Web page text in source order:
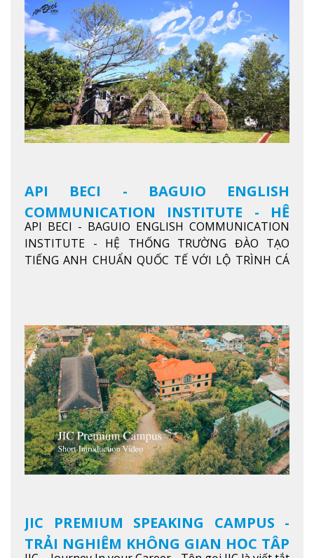
API BECI - BAGUIO ENGLISH
COMMUNICATION INSTITUTE - HỆ
THỐNG TRƯỜNG ĐÀO TẠO TIẾNG
ANH CHUẨN QUỐC TẾ
API BECI - BAGUIO ENGLISH COMMUNICATION
INSTITUTE - HỆ THỐNG TRƯỜNG ĐÀO TẠO
TIẾNG ANH CHUẨN QUỐC TẾ VỚI LỘ TRÌNH CÁ
JIC PREMIUM SPEAKING CAMPUS -
TRẢI NGHIỆM KHÔNG GIAN HỌC TẬP